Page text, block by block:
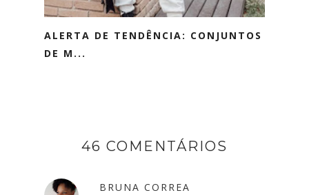
ALERTA DE TENDÊNCIA: CONJUNTOS
DE M...
46 COMENTÁRIOS
BRUNA CORREA